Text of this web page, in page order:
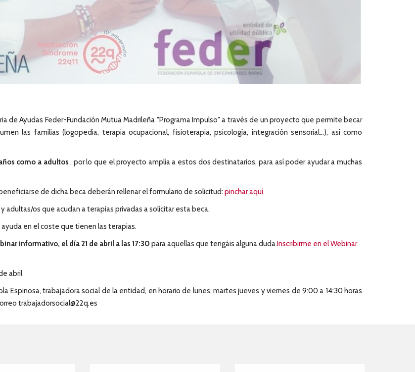
de Ayudas Feder-Fundación Mutua Madrileña "Programa Impulso" a través de un proyecto que permite becar
las familias (logopedia, terapia ocupacional, fisioterapia, psicología, integración sensorial...), así como
como a adultos , por lo que el proyecto amplía a estos dos destinatarios, para así poder ayudar a muchas
de dicha beca deberán rellenar el formulario de solicitud: pinchar aquí
os que acudan a terapias privadas a solicitar esta beca.
en el coste que tienen las terapias.
informativo, el día 21 de abril a las 17:30 para aquellas que tengáis alguna duda.Inscribirme en el Webinar
abril
Espinosa, trabajadora social de la entidad, en horario de lunes, martes jueves y viernes de 9:00 a 14:30 horas
trabajadorsocial@22q.es